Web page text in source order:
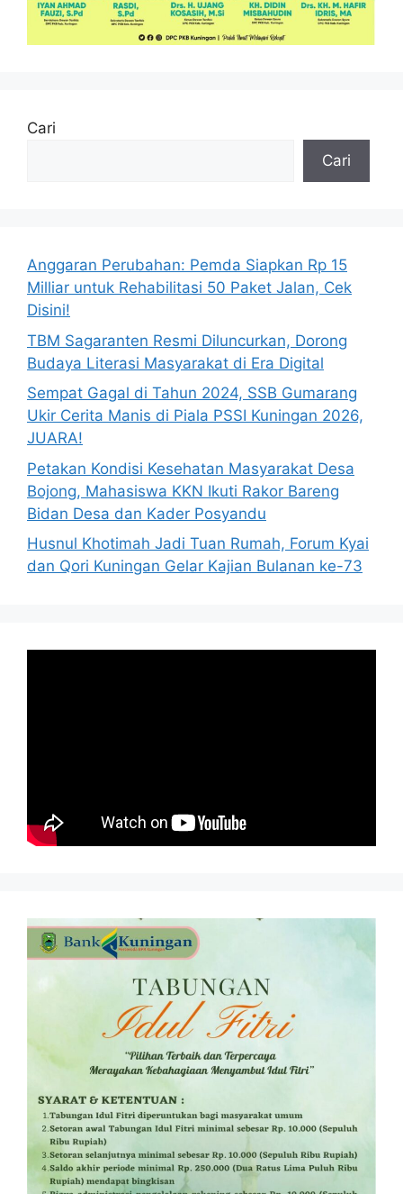
Cari
Cari
Anggaran Perubahan: Pemda Siapkan Rp 15
Milliar untuk Rehabilitasi 50 Paket Jalan, Cek
Disini!
TBM Sagaranten Resmi Diluncurkan, Dorong
Budaya Literasi Masyarakat di Era Digital
Sempat Gagal di Tahun 2024, SSB Gumarang
Ukir Cerita Manis di Piala PSSI Kuningan 2026,
JUARA!
Petakan Kondisi Kesehatan Masyarakat Desa
Bojong, Mahasiswa KKN Ikuti Rakor Bareng
Bidan Desa dan Kader Posyandu
Husnul Khotimah Jadi Tuan Rumah, Forum Kyai
dan Qori Kuningan Gelar Kajian Bulanan ke-73